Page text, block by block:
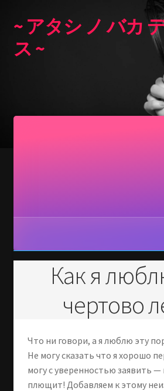
Перейти
навигации
Перейти
содержимому
~ アタシ ノ バカ
ス ~
Как я
чертово
Что ни говори, а я люблю эту
Не могу сказать что я хорошо
могу с уверенностью заявить —
плющит! Добавляем к этому